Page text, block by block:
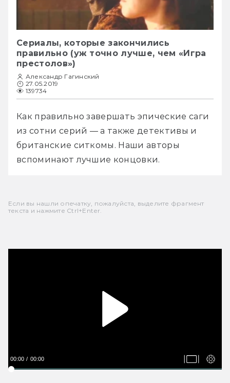
Сериалы, которые закончились
правильно (уж точно лучше, чем «Игра
престолов»)
Александр Гагинский
27.05.2019
139734
Как правильно завершать эпические саги
из сотни серий — а также детективы и
британские ситкомы. Наши авторы
вспоминают лучшие концовки.
Если вы нашли опечатку, пожалуйста, выделите фрагмент
текста и нажмите Ctrl+Enter.
00:00 00:00